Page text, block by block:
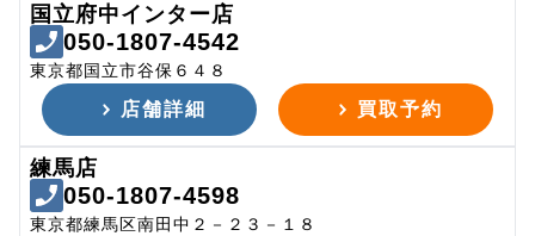
国立府中インター店
050-1807-4542
東京都国立市谷保６４８
店舗詳細 買取予約
練馬店
050-1807-4598
東京都練馬区南田中２－２３－１８